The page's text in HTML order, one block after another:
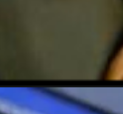
salman-khan-charge-rs-